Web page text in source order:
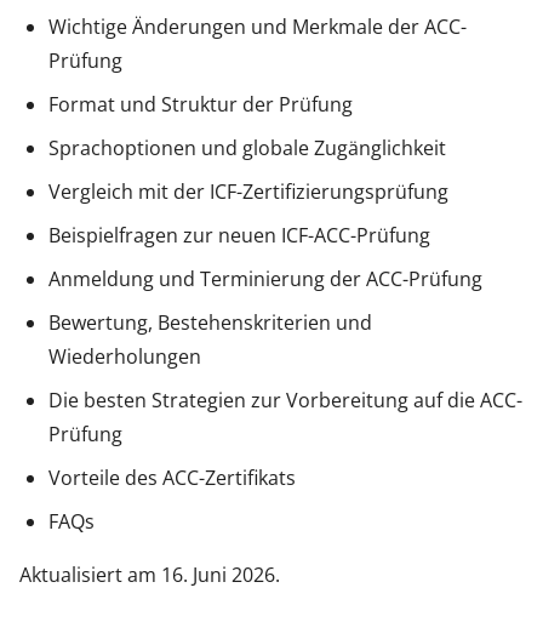
Wichtige Änderungen und Merkmale der ACC-
Prüfung
Format und Struktur der Prüfung
Sprachoptionen und globale Zugänglichkeit
Vergleich mit der ICF-Zertifizierungsprüfung
Beispielfragen zur neuen ICF-ACC-Prüfung
Anmeldung und Terminierung der ACC-Prüfung
Bewertung, Bestehenskriterien und
Wiederholungen
Die besten Strategien zur Vorbereitung auf die ACC-
Prüfung
Vorteile des ACC-Zertifikats
FAQs
Aktualisiert am 16. Juni 2026.